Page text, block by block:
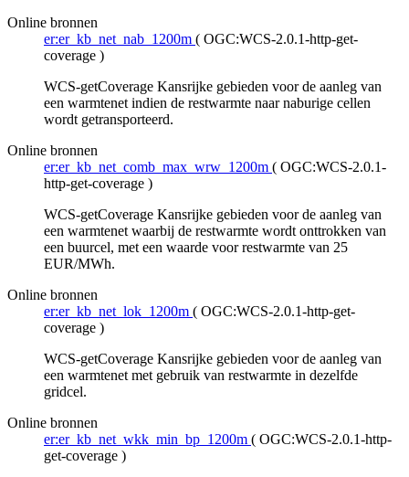
Online bronnen
er:er_kb_net_nab_1200m ( OGC:WCS-2.0.1-http-get-
coverage )
WCS-getCoverage Kansrijke gebieden voor de aanleg van
een warmtenet indien de restwarmte naar naburige cellen
wordt getransporteerd.
Online bronnen
er:er_kb_net_comb_max_wrw_1200m ( OGC:WCS-2.0.1-
http-get-coverage )
WCS-getCoverage Kansrijke gebieden voor de aanleg van
een warmtenet waarbij de restwarmte wordt onttrokken van
een buurcel, met een waarde voor restwarmte van 25
EUR/MWh.
Online bronnen
er:er_kb_net_lok_1200m ( OGC:WCS-2.0.1-http-get-
coverage )
WCS-getCoverage Kansrijke gebieden voor de aanleg van
een warmtenet met gebruik van restwarmte in dezelfde
gridcel.
Online bronnen
er:er_kb_net_wkk_min_bp_1200m ( OGC:WCS-2.0.1-http-
get-coverage )